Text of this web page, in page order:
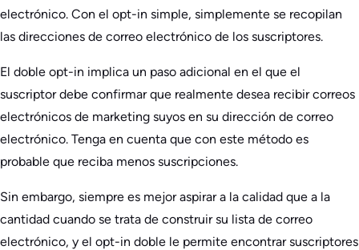
electrónico. Con el opt-in simple, simplemente se recopilan
las direcciones de correo electrónico de los suscriptores.
El doble opt-in implica un paso adicional en el que el
suscriptor debe confirmar que realmente desea recibir correos
electrónicos de marketing suyos en su dirección de correo
electrónico. Tenga en cuenta que con este método es
probable que reciba menos suscripciones.
Sin embargo, siempre es mejor aspirar a la calidad que a la
cantidad cuando se trata de construir su lista de correo
electrónico, y el opt-in doble le permite encontrar suscriptores